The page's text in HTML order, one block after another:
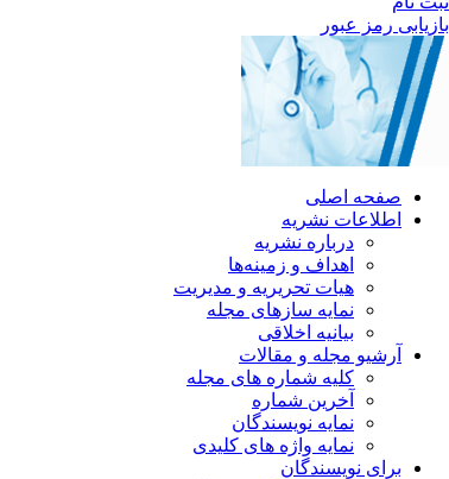
بازیابی رمز عبور
صفحه اصلی
اطلاعات نشریه
درباره نشریه
اهداف و زمینه‌ها
هیات تحریریه و مدیریت
نمایه سازهای مجله
بیانیه اخلاقی
آرشیو مجله و مقالات
کلیه شماره های مجله
آخرین شماره
نمایه نویسندگان
نمایه واژه های کلیدی
برای نویسندگان